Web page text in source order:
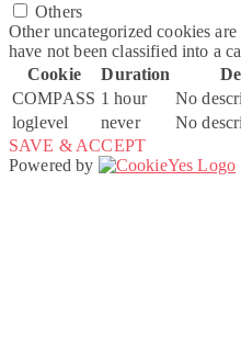
Others
Other uncategorized cookies
have not been classified into a
Cookie
Duration
COMPASS 1 hour
No
loglevel
never
No
SAVE & ACCEPT
Powered by